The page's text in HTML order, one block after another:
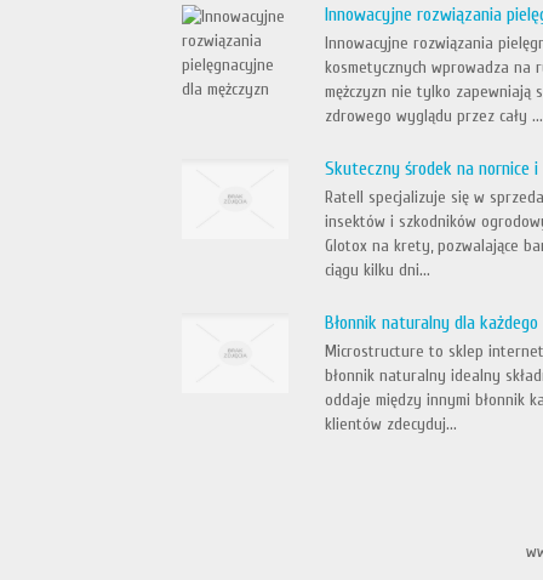
Innowacyjne rozwiązania
Innowacyjne rozwiązania
kosmetycznych wprowadza na
mężczyzn nie tylko zapewniają
zdrowego wyglądu przez cały ...
Skuteczny środek na nornice
Ratell specjalizuje się w
insektów i szkodników
Glotox na krety, pozwalające
ciągu kilku dni...
Błonnik naturalny dla każdego
Microstructure to sklep
błonnik naturalny idealny
oddaje między innymi błonnik
klientów zdecyduj...